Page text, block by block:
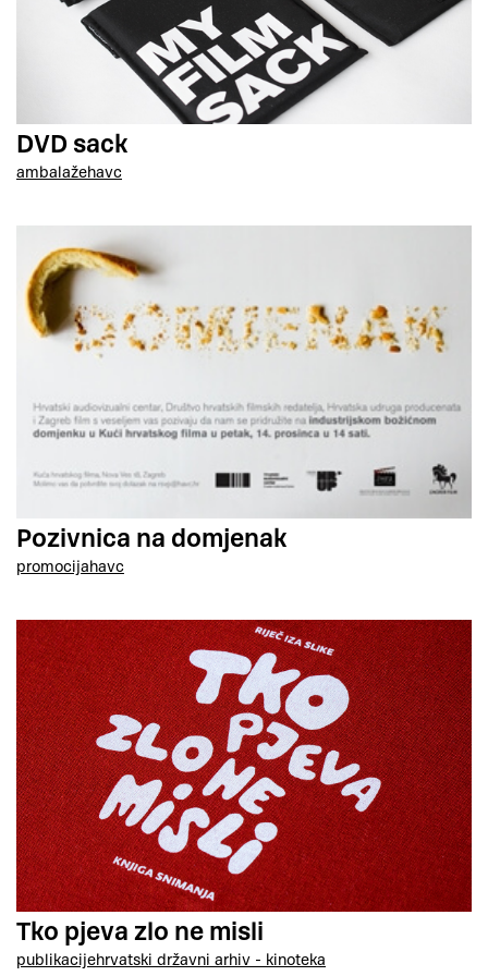
DVD sack
ambalažehavc
Pozivnica na domjenak
promocijahavc
Tko pjeva zlo ne misli
publikacijehrvatski državni arhiv - kinoteka